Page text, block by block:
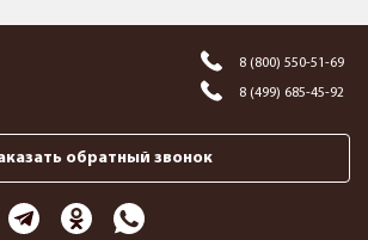
8 (800) 550-51-69
8 (499) 685-45-92
обратный звонок